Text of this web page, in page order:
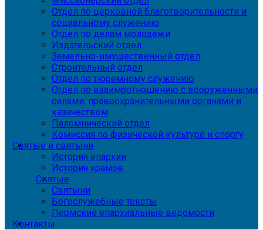
Отдел по церковной благотворительности и
социальному служению
Отдел по делам молодежи
Издательский отдел
Земельно-имущественный отдел
Строительный отдел
Отдел по тюремному служению
Отдел по взаимоотношению с вооруженными
силами, правоохранительными органами и
казачеством
Паломнический отдел
Комиссия по физической культуре и спорту
Святые и святыни
История епархии
История храмов
Святые
Святыни
Богослужебные тексты
Пермские епархиальные ведомости
Контакты